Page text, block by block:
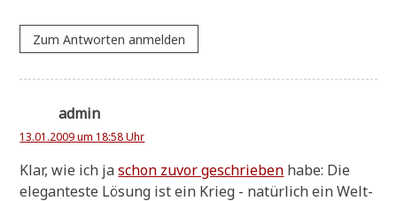
Zum Antworten anmelden
admin
13.01.2009 um 18:58 Uhr
Klar, wie ich jaschon zuvor geschrie­ben habe: Die
ele­gan­te­ste Lösung ist ein Krieg - natür­lich ein Welt­